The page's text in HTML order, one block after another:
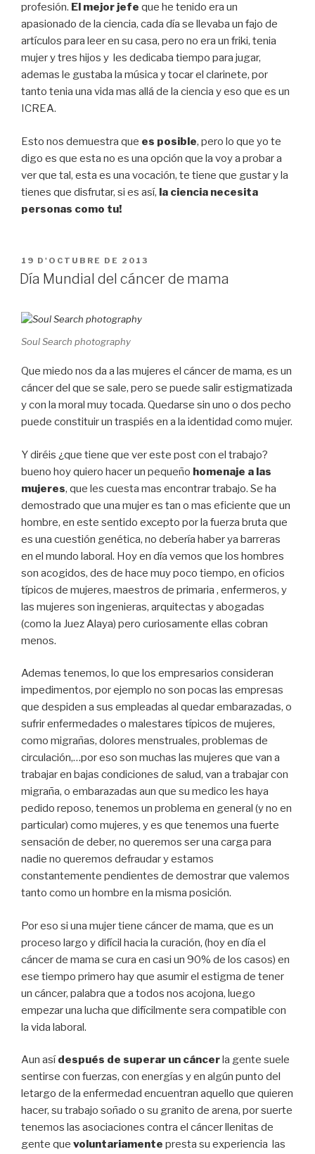
profesión. El mejor jefe que he tenido era un
apasionado de la ciencia, cada día se llevaba un fajo de
artículos para leer en su casa, pero no era un friki, tenia
mujer y tres hijos y les dedicaba tiempo para jugar,
ademas le gustaba la música y tocar el clarinete, por
tanto tenia una vida mas allá de la ciencia y eso que es un
ICREA.
Esto nos demuestra que es posible, pero lo que yo te
digo es que esta no es una opción que la voy a probar a
ver que tal, esta es una vocación, te tiene que gustar y la
tienes que disfrutar, si es así, la ciencia necesita
personas como tu!
PUBLICAT
A
19 D'OCTUBRE DE 2013
Día Mundial del cáncer de mama
Soul Search photography
Que miedo nos da a las mujeres el cáncer de mama, es un
cáncer del que se sale, pero se puede salir estigmatizada
y con la moral muy tocada. Quedarse sin uno o dos pecho
puede constituir un traspiés en a la identidad como mujer.
Y diréis ¿que tiene que ver este post con el trabajo?
bueno hoy quiero hacer un pequeño homenaje a las
mujeres, que les cuesta mas encontrar trabajo. Se ha
demostrado que una mujer es tan o mas eficiente que un
hombre, en este sentido excepto por la fuerza bruta que
es una cuestión genética, no debería haber ya barreras
en el mundo laboral. Hoy en día vemos que los hombres
son acogidos, des de hace muy poco tiempo, en oficios
típicos de mujeres, maestros de primaria , enfermeros, y
las mujeres son ingenieras, arquitectas y abogadas
(como la Juez Alaya) pero curiosamente ellas cobran
menos.
Ademas tenemos, lo que los empresarios consideran
impedimentos, por ejemplo no son pocas las empresas
que despiden a sus empleadas al quedar embarazadas, o
sufrir enfermedades o malestares típicos de mujeres,
como migrañas, dolores menstruales, problemas de
circulación,…por eso son muchas las mujeres que van a
trabajar en bajas condiciones de salud, van a trabajar con
migraña, o embarazadas aun que su medico les haya
pedido reposo, tenemos un problema en general (y no en
particular) como mujeres, y es que tenemos una fuerte
sensación de deber, no queremos ser una carga para
nadie no queremos defraudar y estamos
constantemente pendientes de demostrar que valemos
tanto como un hombre en la misma posición.
Por eso si una mujer tiene cáncer de mama, que es un
proceso largo y difícil hacia la curación, (hoy en día el
cáncer de mama se cura en casi un 90% de los casos) en
ese tiempo primero hay que asumir el estigma de tener
un cáncer, palabra que a todos nos acojona, luego
empezar una lucha que difícilmente sera compatible con
la vida laboral.
Aun asídespués de superar un cáncerla gente suele
sentirse con fuerzas, con energías y en algún punto del
letargo de la enfermedad encuentran aquello que quieren
hacer, su trabajo soñado o su granito de arena, por suerte
tenemos las asociaciones contra el cáncer llenitas de
gente que voluntariamente presta su experiencia las